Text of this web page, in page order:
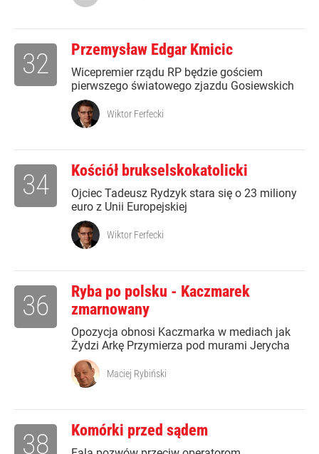
Przemysław Edgar Kmicic
Wicepremier rządu RP będzie gościem
pierwszego światowego zjazdu Gosiewskich
32
Wiktor Ferfecki
Kościół brukselskokatolicki
Ojciec Tadeusz Rydzyk stara się o 23 miliony
euro z Unii Europejskiej
34
Wiktor Ferfecki
Ryba po polsku - Kaczmarek
zmarnowany
Opozycja obnosi Kaczmarka w mediach jak
Żydzi Arkę Przymierza pod murami Jerycha
36
Maciej Rybiński
Komórki przed sądem
38